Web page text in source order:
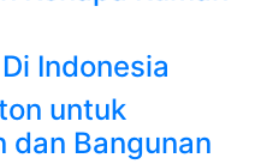
Indonesia
untuk
dan Bangunan